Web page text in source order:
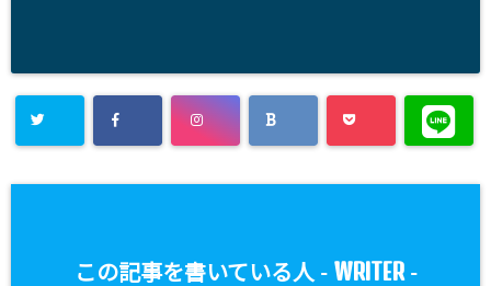
この記事を書いている人 - WRITER-